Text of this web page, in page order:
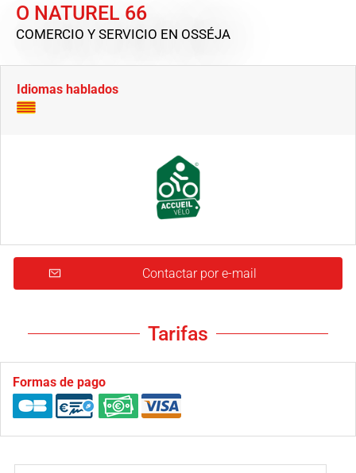
O NATUREL 66
COMERCIO Y SERVICIO EN OSSÉJA
Idiomas hablados
Contactar por e-mail
Tarifas
Formas de pago